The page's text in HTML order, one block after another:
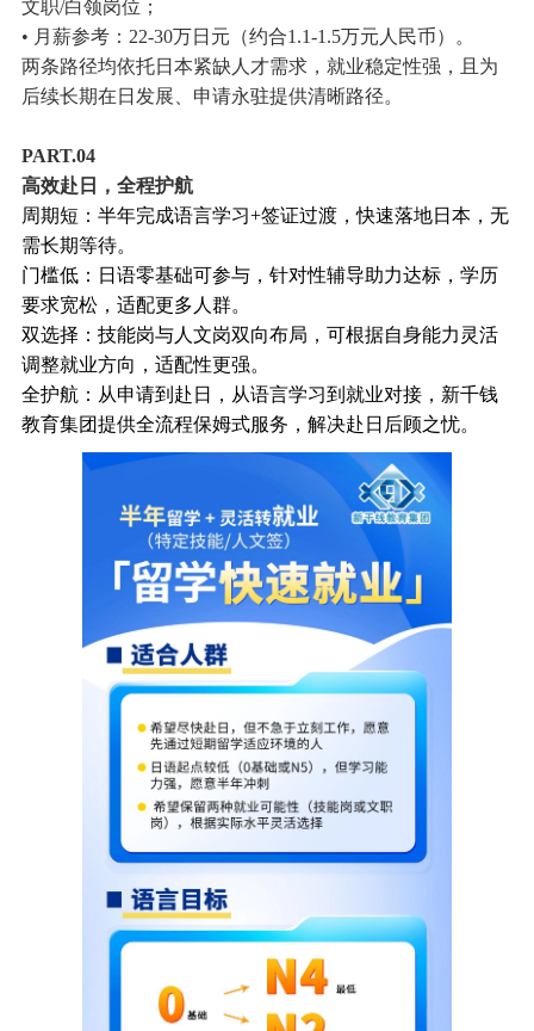
文职/白领岗位；
• 月薪参考：22-30万日元（约合1.1-1.5万元人民币）。
两条路径均依托日本紧缺人才需求，就业稳定性强，且为
后续长期在日发展、申请永驻提供清晰路径。
PART.04
高效赴日，全程护航
周期短：半年完成语言学习+签证过渡，快速落地日本，无
需长期等待。
门槛低：日语零基础可参与，针对性辅导助力达标，学历
要求宽松，适配更多人群。
双选择：技能岗与人文岗双向布局，可根据自身能力灵活
调整就业方向，适配性更强。
全护航：从申请到赴日，从语言学习到就业对接，新千钱
教育集团提供全流程保姆式服务，解决赴日后顾之忧。